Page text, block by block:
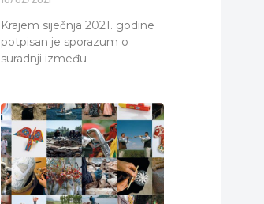
Krajem siječnja 2021. godine
potpisan je sporazum o
suradnji između